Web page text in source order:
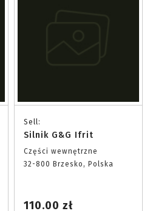
Sell:
Silnik G&G Ifrit
Części wewnętrzne
32-800 Brzesko, Polska
110.00 zł